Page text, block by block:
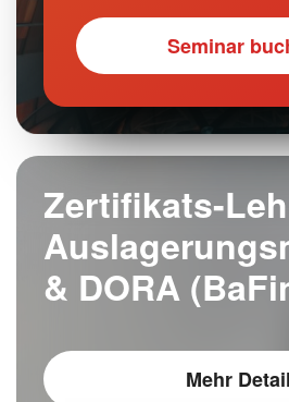
Seminar
Zertifikats-
& DORA
Mehr